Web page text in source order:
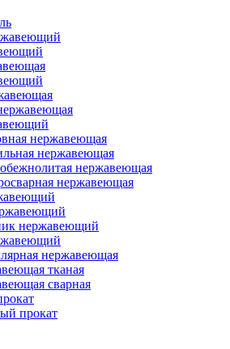
нержавеющая
нержавеющая
нержавеющая
нержавеющая
нержавеющий
нержавеющая
тканая
сварная
прокат